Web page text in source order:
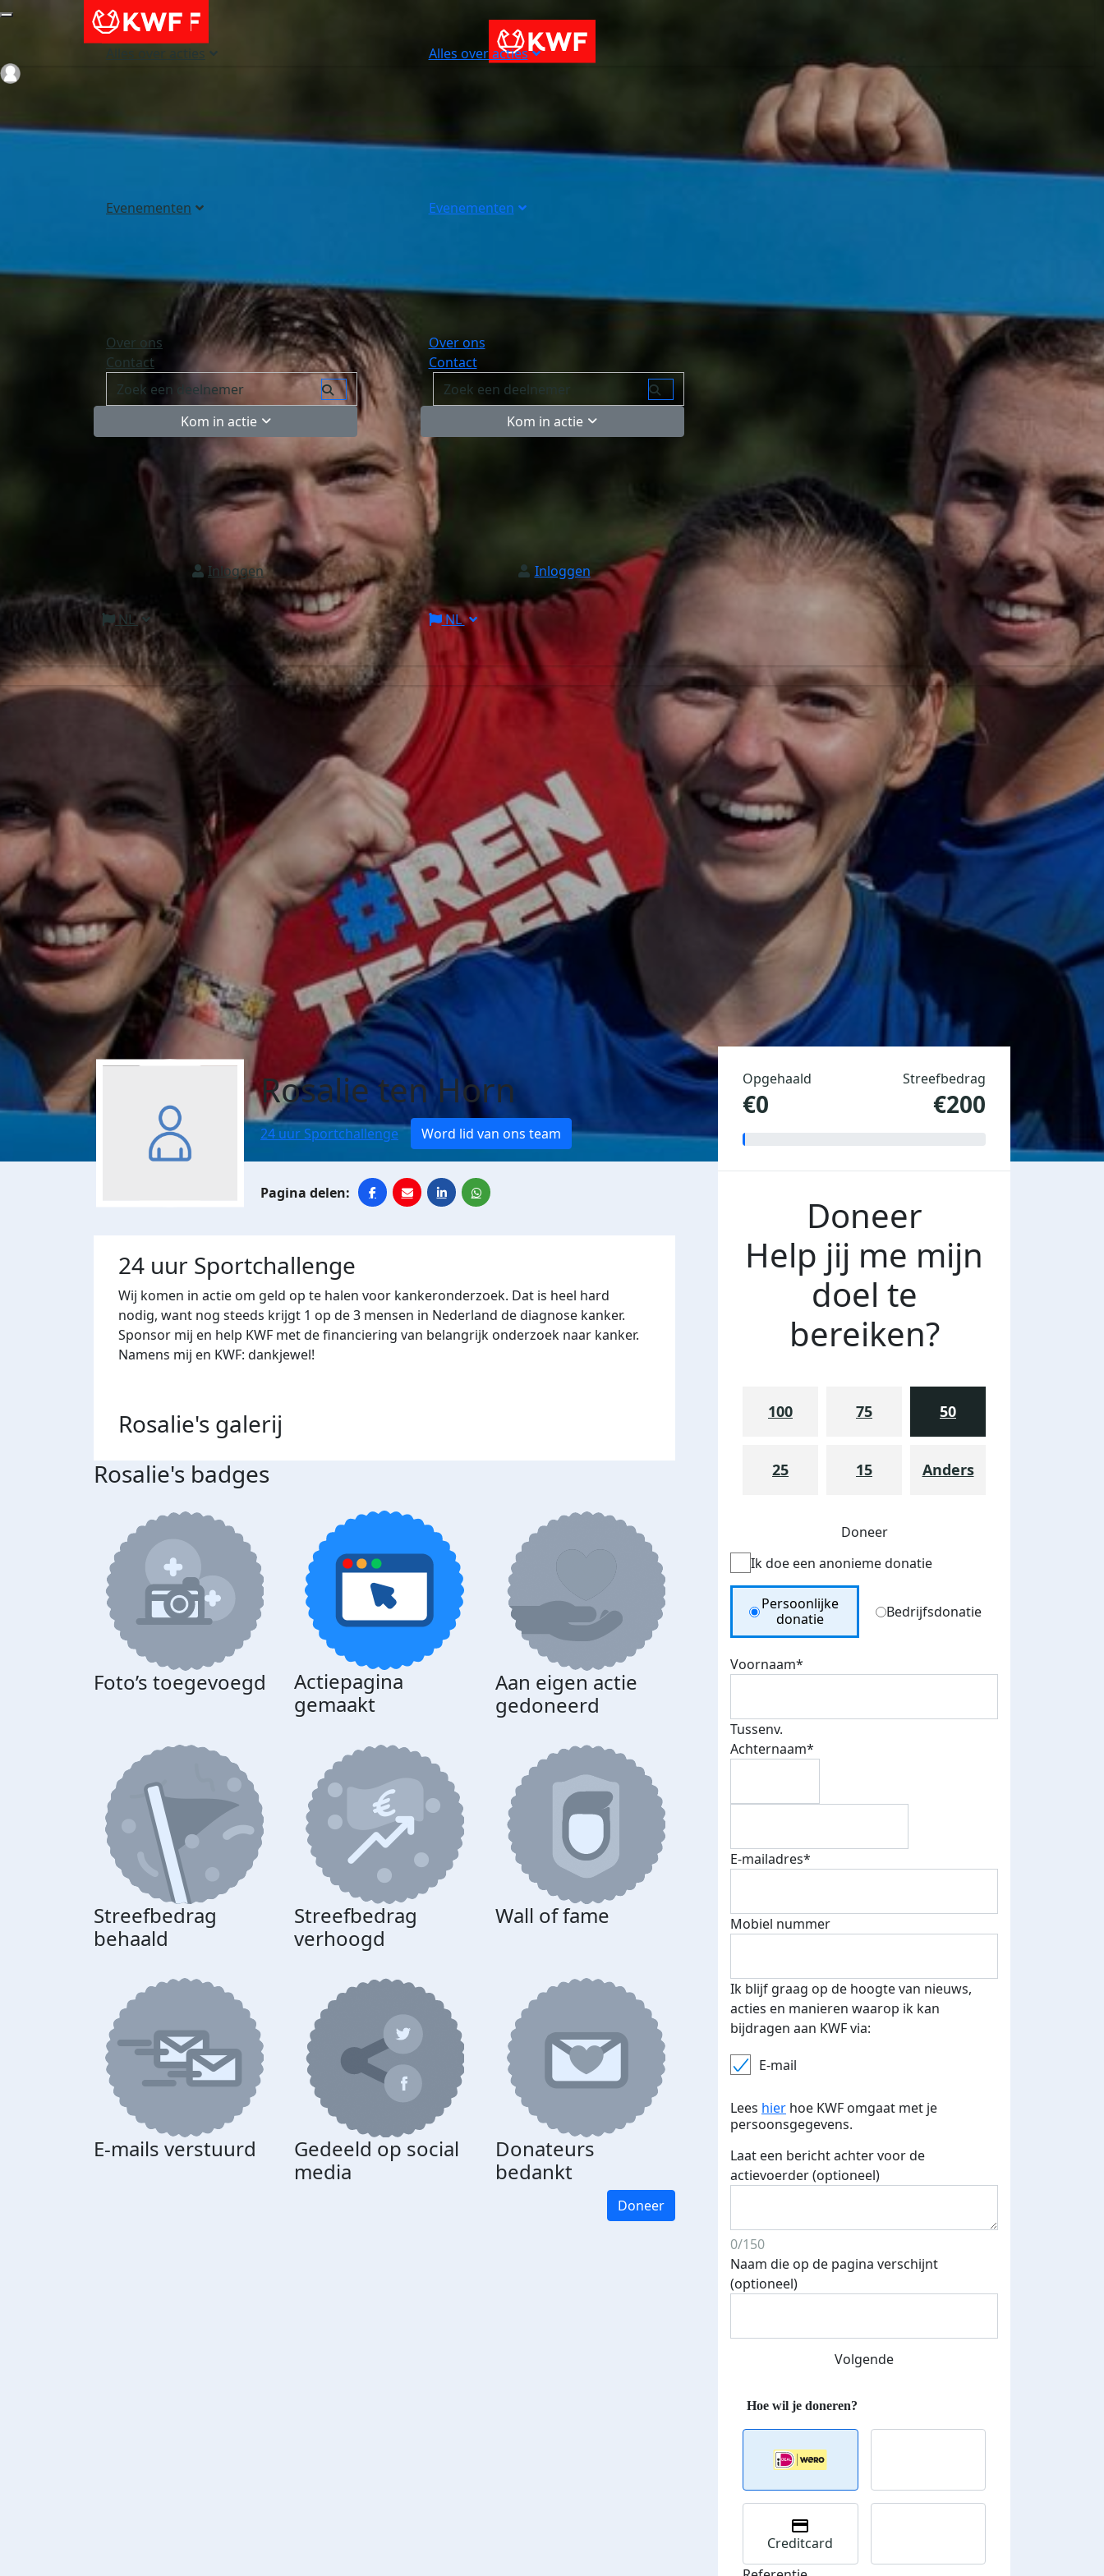
Alles over acties
Evenementen
Over ons
Contact
Kom in actie
Inloggen
NL
Alles over acties
Evenementen
Over ons
Contact
Kom in actie
Inloggen
NL
Rosalie ten Horn
24 uur Sportchallenge Word lid van ons team
24 uur Sportchallenge
Wij komen in actie om geld op te halen voor kankeronderzoek. Dat is heel hard
nodig, want nog steeds krijgt 1 op de 3 mensen in Nederland de diagnose kanker.
Sponsor mij en help KWF met de financiering van belangrijk onderzoek naar kanker.
Namens mij en KWF: dankjewel!
Rosalie's galerij
Rosalie's badges
Foto’s toegevoegd
Actiepagina
gemaakt
Aan eigen actie
gedoneerd
Streefbedrag
behaald
Streefbedrag
verhoogd
Wall of fame
E-mails verstuurd
Gedeeld op social
media
Donateurs
bedankt
Doneer
Opgehaald
€0
Streefbedrag
€200
Doneer
Help jij me mijn
doel te
bereiken?
100 75 50
25 15 Anders
Doneer
Ik doe een anonieme donatie
Donation Type
Persoonlijke
donatie
Bedrijfsdonatie
Voornaam*
Tussenv.
Achternaam*
E-mailadres*
Mobiel nummer
Ik blijf graag op de hoogte van nieuws,
acties en manieren waarop ik kan
bijdragen aan KWF via:
E-mail
Lees hier hoe KWF omgaat met je
persoonsgegevens.
Laat een bericht achter voor de
actievoerder (optioneel)
0/150
Naam die op de pagina verschijnt
(optioneel)
Volgende
Creditcard